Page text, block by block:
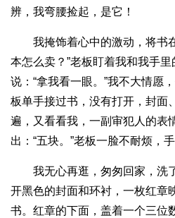
辨，我弯腰捡起，是它！
我掩饰着心中的激动，将书
本怎么卖？”老板盯着我和我手里
说：“拿我看一眼。”我不大情愿
板单手接过书，没有打开，封面
遍，又看看我，一副审犯人的表
出：“五块。”老板一脸不耐烦，
我无心再逛，匆匆回家，洗
开黑色的封面和环衬，一枚红章
书。红章的下面，盖着一个三位